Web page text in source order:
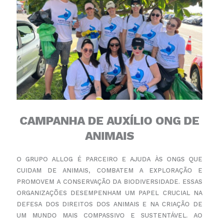
CAMPANHA DE AUXÍLIO ONG DE
ANIMAIS
O GRUPO ALLOG É PARCEIRO E AJUDA ÀS ONGS QUE
CUIDAM DE ANIMAIS, COMBATEM A EXPLORAÇÃO E
PROMOVEM A CONSERVAÇÃO DA BIODIVERSIDADE. ESSAS
ORGANIZAÇÕES DESEMPENHAM UM PAPEL CRUCIAL NA
DEFESA DOS DIREITOS DOS ANIMAIS E NA CRIAÇÃO DE
UM MUNDO MAIS COMPASSIVO E SUSTENTÁVEL. AO